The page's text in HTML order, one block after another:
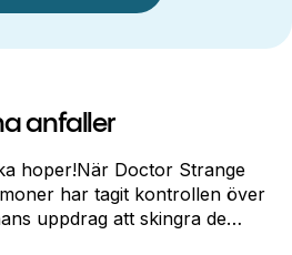
anfaller
hoper!När Doctor Strange
har tagit kontrollen över
uppdrag att skingra de